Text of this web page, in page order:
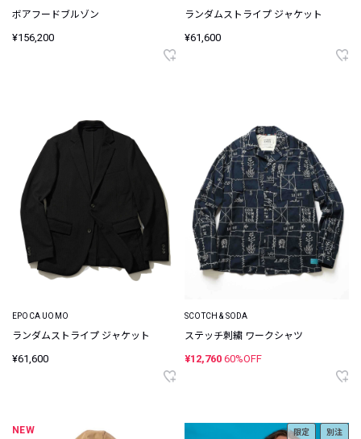
ボアフードブルゾン
¥156,200
ランダムストライプ ジャケット
¥61,600
EPOCA UOMO
ランダムストライプ ジャケット
¥61,600
SCOTCH & SODA
ステッチ刺繍 ワークシャツ
¥12,760 60%OFF
NEW 限定 別注